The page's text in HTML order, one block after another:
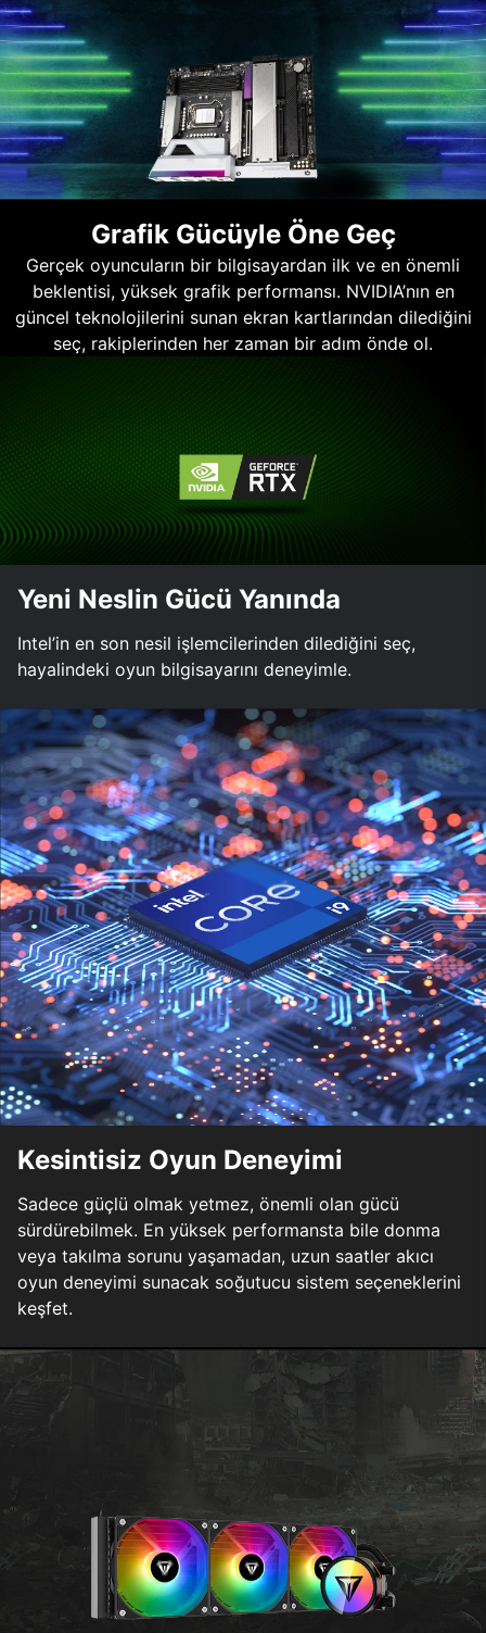
Grafik Gücüyle Öne Geç
Gerçek oyuncuların bir bilgisayardan ilk ve en önemli
beklentisi, yüksek grafik performansı. NVIDIA’nın en
güncel teknolojilerini sunan ekran kartlarından dilediğini
seç, rakiplerinden her zaman bir adım önde ol.
Yeni Neslin Gücü Yanında
Intel’in en son nesil işlemcilerinden dilediğini seç,
hayalindeki oyun bilgisayarını deneyimle.
Kesintisiz Oyun Deneyimi
Sadece güçlü olmak yetmez, önemli olan gücü
sürdürebilmek. En yüksek performansta bile donma
veya takılma sorunu yaşamadan, uzun saatler akıcı
oyun deneyimi sunacak soğutucu sistem seçeneklerini
keşfet.